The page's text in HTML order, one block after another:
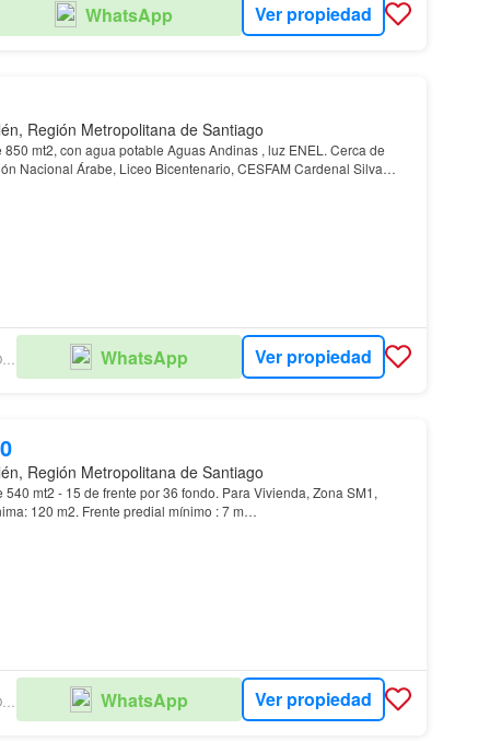
WhatsApp Ver propiedad
Región Metropolitana de Santiago
mt2, con agua potable Aguas Andinas , luz ENEL. Cerca de
Nacional Árabe, Liceo Bicentenario, CESFAM Cardenal Silva
NUEVO HOGAR PROPIEDADES WhatsApp Ver propiedad
Región Metropolitana de Santiago
540 mt2 - 15 de frente por 36 fondo. Para Vivienda, Zona SM1,
120 m2. Frente predial mínimo : 7 m…
NUEVO HOGAR PROPIEDADES WhatsApp Ver propiedad